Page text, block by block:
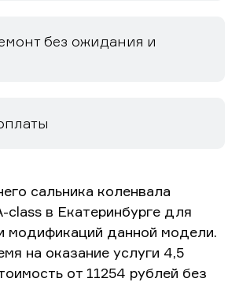
без ожидания и
сальника коленвала
class в Екатеринбурге для
модификаций данной модели.
на оказание услуги 4,5
от 11254 рублей без